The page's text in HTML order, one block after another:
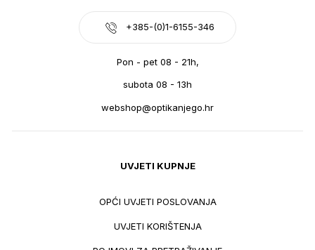
+385-(0)1-6155-346
Pon - pet 08 - 21h,
subota 08 - 13h
webshop@optikanjego.hr
UVJETI KUPNJE
OPĆI UVJETI POSLOVANJA
UVJETI KORIŠTENJA